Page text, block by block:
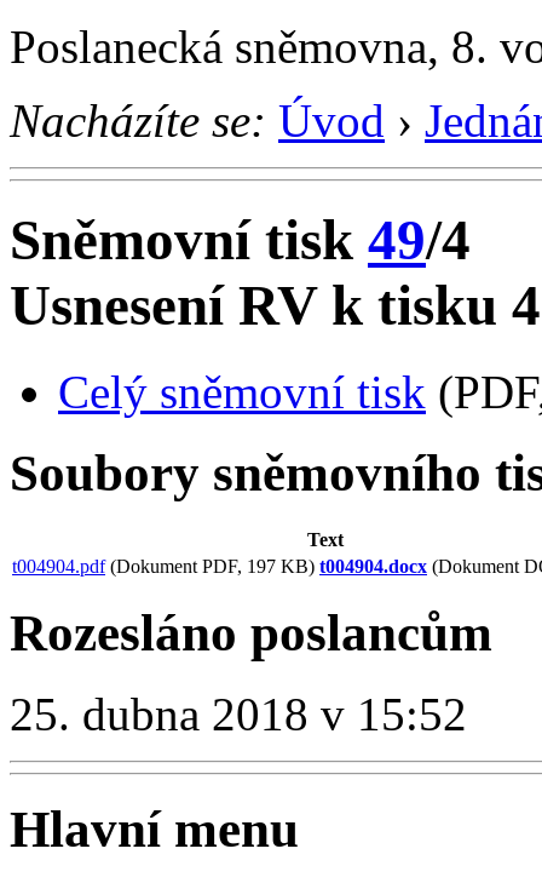
Poslanecká sněmovna, 8.
Nacházíte se: Úvod ›
Sněmovní tisk 49/4
Usnesení RV k tisku
Celý sněmovní tisk
Soubory sněmovního
Text
t004904.pdf(Dokument PDF, 197 KB) t004904.docx (Dokument
Rozesláno poslancům
25. dubna 2018 v 15:52
Hlavní menu